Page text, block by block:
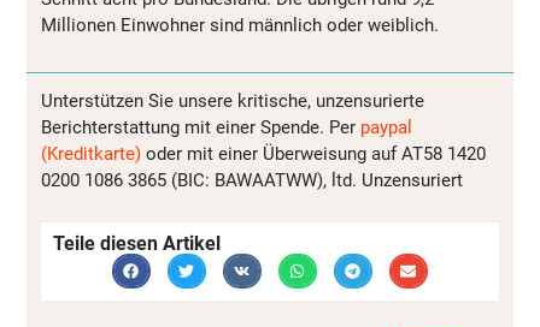
Millionen Einwohner sind männlich oder weiblich.
Unterstützen Sie unsere kritische, unzensurierte
Berichterstattung mit einer Spende. Per paypal
(Kreditkarte) oder mit einer Überweisung auf AT58 1420
0200 1086 3865 (BIC: BAWAATWW), ltd. Unzensuriert
Teile diesen Artikel